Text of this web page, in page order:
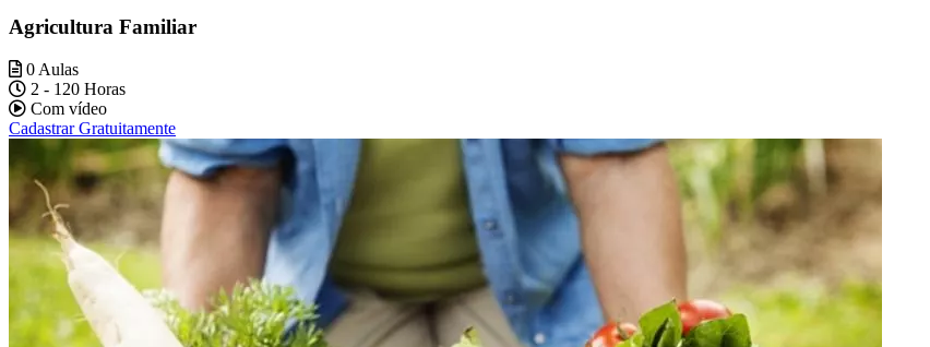
Agricultura Familiar
0 Aulas
2 - 120 Horas
Com vídeo
Cadastrar Gratuitamente